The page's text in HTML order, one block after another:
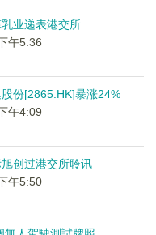
乳业递表港交所
午5:36
股份[2865.HK]暴涨24%
午4:09
旭创过港交所聆讯
午5:50